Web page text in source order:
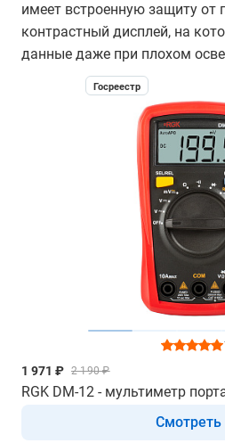
имеет встроенную защиту от
контрастный дисплей, на
данные даже при плохом
Госреестр
1 971 ₽ 2 190 ₽
RGK DM-12 - мультиметр
Смотреть